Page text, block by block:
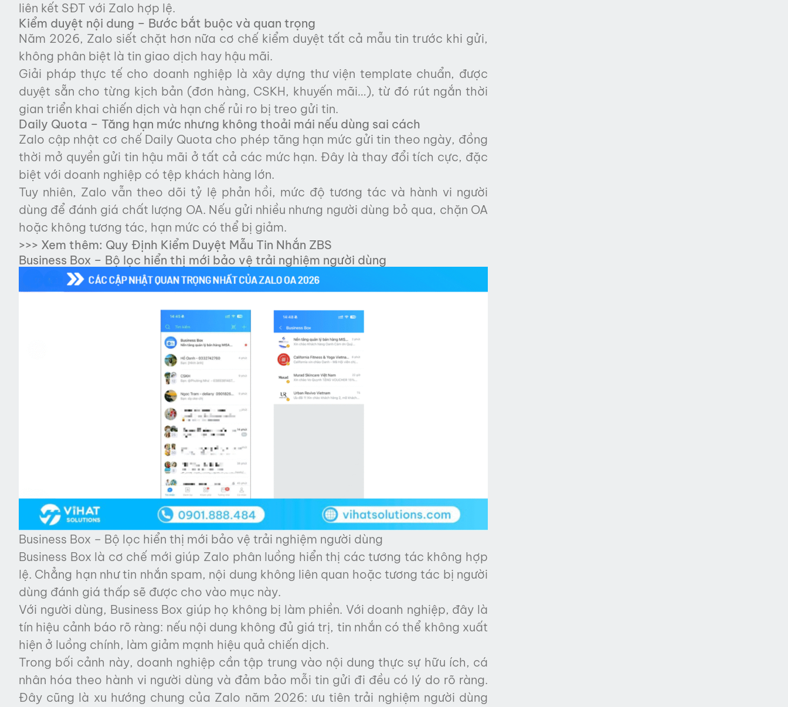
liên kết SĐT với Zalo hợp lệ.
Kiểm duyệt nội dung – Bước bắt buộc và quan trọng
Năm 2026, Zalo siết chặt hơn nữa cơ chế kiểm duyệt tất cả mẫu tin trước khi gửi,
không phân biệt là tin giao dịch hay hậu mãi.
Giải pháp thực tế cho doanh nghiệp là xây dựng thư viện template chuẩn, được
duyệt sẵn cho từng kịch bản (đơn hàng, CSKH, khuyến mãi…), từ đó rút ngắn thời
gian triển khai chiến dịch và hạn chế rủi ro bị treo gửi tin.
Daily Quota – Tăng hạn mức nhưng không thoải mái nếu dùng sai cách
Zalo cập nhật cơ chế Daily Quota cho phép tăng hạn mức gửi tin theo ngày, đồng
thời mở quyền gửi tin hậu mãi ở tất cả các mức hạn. Đây là thay đổi tích cực, đặc
biệt với doanh nghiệp có tệp khách hàng lớn.
Tuy nhiên, Zalo vẫn theo dõi tỷ lệ phản hồi, mức độ tương tác và hành vi người
dùng để đánh giá chất lượng OA. Nếu gửi nhiều nhưng người dùng bỏ qua, chặn OA
hoặc không tương tác, hạn mức có thể bị giảm.
>>> Xem thêm: Quy Định Kiểm Duyệt Mẫu Tin Nhắn ZBS
Business Box – Bộ lọc hiển thị mới bảo vệ trải nghiệm người dùng
Business Box – Bộ lọc hiển thị mới bảo vệ trải nghiệm người dùng
Business Box là cơ chế mới giúp Zalo phân luồng hiển thị các tương tác không hợp
lệ. Chẳng hạn như tin nhắn spam, nội dung không liên quan hoặc tương tác bị người
dùng đánh giá thấp sẽ được cho vào mục này.
Với người dùng, Business Box giúp họ không bị làm phiền. Với doanh nghiệp, đây là
tín hiệu cảnh báo rõ ràng: nếu nội dung không đủ giá trị, tin nhắn có thể không xuất
hiện ở luồng chính, làm giảm mạnh hiệu quả chiến dịch.
Trong bối cảnh này, doanh nghiệp cần tập trung vào nội dung thực sự hữu ích, cá
nhân hóa theo hành vi người dùng và đảm bảo mỗi tin gửi đi đều có lý do rõ ràng.
Đây cũng là xu hướng chung của Zalo năm 2026: ưu tiên trải nghiệm người dùng